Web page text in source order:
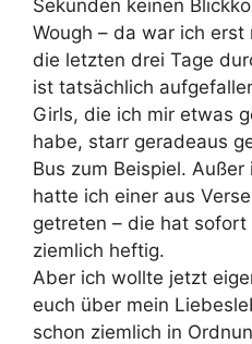
Sekunden keinen
Wough – da war ich
die letzten drei Tage
ist tatsächlich
Girls, die ich mir etwas
habe, starr geradeaus
Bus zum Beispiel.
hatte ich einer aus
getreten – die hat
ziemlich heftig.
Aber ich wollte jetzt
euch über mein
schon ziemlich in